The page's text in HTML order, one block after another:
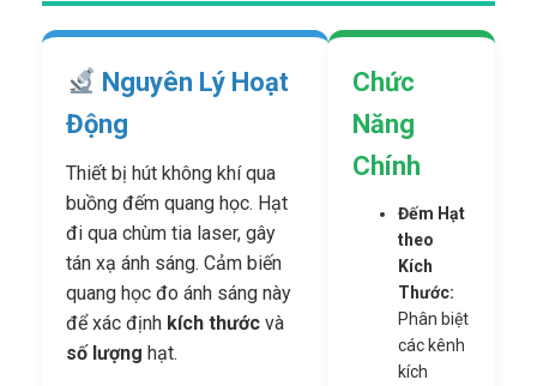
Nguyên Lý Hoạt
Động
Thiết bị hút không khí qua
buồng đếm quang học. Hạt
đi qua chùm tia laser, gây
tán xạ ánh sáng. Cảm biến
quang học đo ánh sáng này
để xác định kích thước và
số lượng hạt.
Chức
Năng
Chính
Đếm Hạt
theo
Kích
Thước:
Phân biệt
các kênh
kích